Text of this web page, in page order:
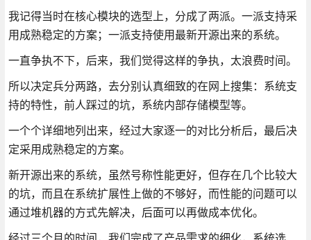
我记得当时在核心模块的选型上，分成了两派。一派支持采
用成熟稳定的方案；一派支持使用最新开源出来的系统。
一直争执不下，后来，我们觉得这样的争执，太浪费时间。
所以决定兵分两路，去分别认真细致的在网上搜集：系统支
持的特性，前人踩过的坑，系统内部存储模型等。
一个个详细地列出来，经过大家逐一的对比分析后，最后决
定采用成熟稳定的方案。
新开源出来的系统，虽然号称性能更好，但存在几个比较大
的坑，而且在系统扩展性上做的不够好，而性能的问题可以
通过堆机器的方式先解决，后面可以再做成本优化。